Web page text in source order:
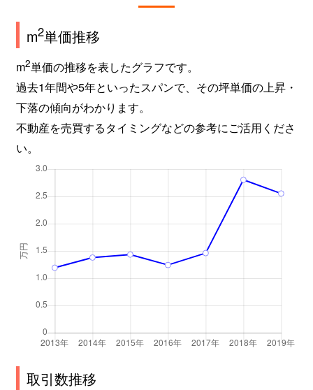
m2単価推移
m2単価の推移を表したグラフです。
過去1年間や5年といったスパンで、その坪単価の上昇・
下落の傾向がわかります。
不動産を売買するタイミングなどの参考にご活用くださ
い。
取引数推移